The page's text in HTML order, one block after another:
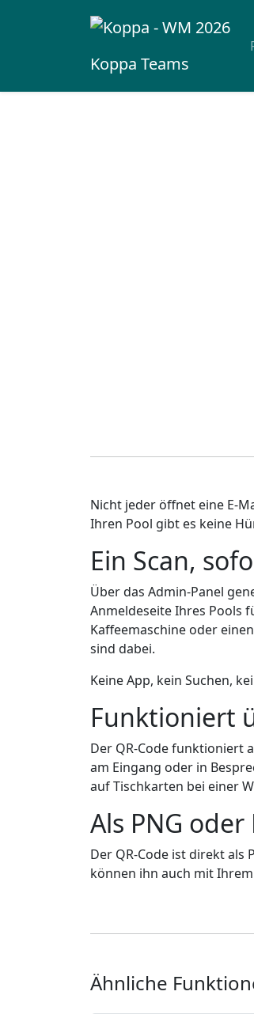
Koppa Teams
Nicht jeder öffnet eine E-
Ihren Pool gibt es keine
Ein Scan,
Über das Admin-Panel
Anmeldeseite Ihres Pools
Kaffeemaschine oder
sind dabei.
Keine App, kein Suchen,
Funktioniert
Der QR-Code funktioniert
am Eingang oder in
auf Tischkarten bei einer
Als PNG
Der QR-Code ist direkt als
können ihn auch mit
Ähnliche